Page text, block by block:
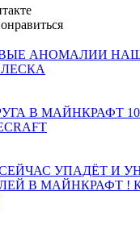
АНОМАЛИИ
В МАЙНКРАФТ
УПАДЁТ И
В МАЙНКРАФТ !